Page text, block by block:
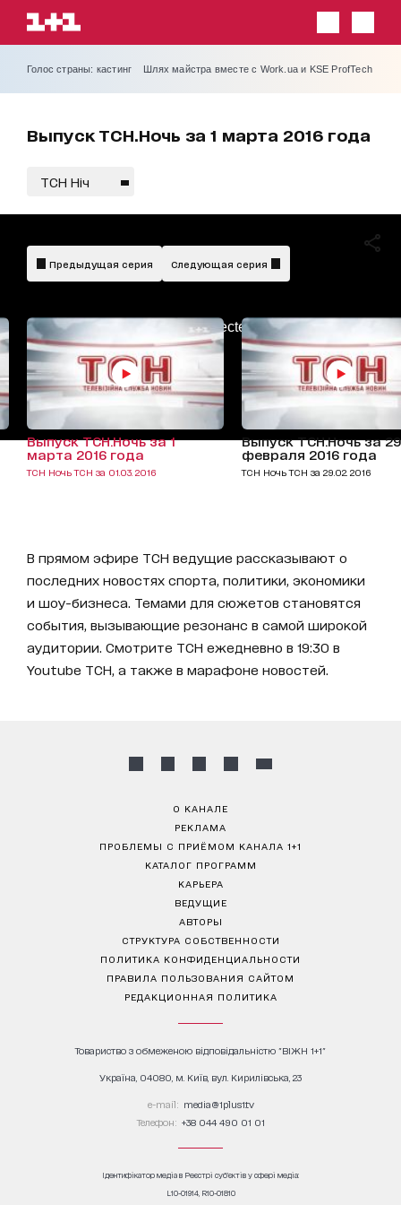
Голос страны: кастинг Шлях майстра вместе с Work.ua и KSE ProfTech
Выпуск ТСН.Ночь за 1 марта 2016 года
ТСН Ніч
AdBlockDetected!
Предыдущая серия Следующая серия
Выпуск ТСН.Ночь за 1
марта 2016 года
ТСН Ночь ТСН за 01.03. 2016
Выпуск ТСН.Ночь за 29
февраля 2016 года
ТСН Ночь ТСН за 29.02. 2016
В прямом эфире ТСН ведущие рассказывают о
последних новостях спорта, политики, экономики
и шоу-бизнеса. Темами для сюжетов становятся
события, вызывающие резонанс в самой широкой
аудитории. Смотрите ТСН ежедневно в 19:30 в
Youtube ТСН, а также в марафоне новостей.
О КАНАЛЕ
РЕКЛАМА
ПРОБЛЕМЫ С ПРИЁМОМ КАНАЛА 1+1
КАТАЛОГ ПРОГРАММ
КАРЬЕРА
ВЕДУЩИЕ
АВТОРЫ
СТРУКТУРА СОБСТВЕННОСТИ
ПОЛИТИКА КОНФИДЕНЦИАЛЬНОСТИ
ПРАВИЛА ПОЛЬЗОВАНИЯ САЙТОМ
РЕДАКЦИОННАЯ ПОЛИТИКА
Товариство з обмеженою відповідальністю "ВІЖН 1+1"
Україна, 04080, м. Київ, вул. Кирилівська, 23
е-mail: media@1plus1.tv
Телефон: +38 044 490 01 01
Ідентифікатор медіа в Реєстрі суб’єктів у сфері медіа:
L10-01914, R10-01810